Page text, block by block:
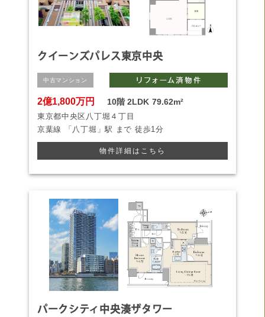
クイーンズパレス東京中央
中古マンション
2億1,800万円 10階 2LDK 79.62m²
東京都中央区八丁堀４丁目
京葉線
「八丁堀」駅 まで 徒歩1分
物件詳細はこちら
パークシティ中央湊ザタワー